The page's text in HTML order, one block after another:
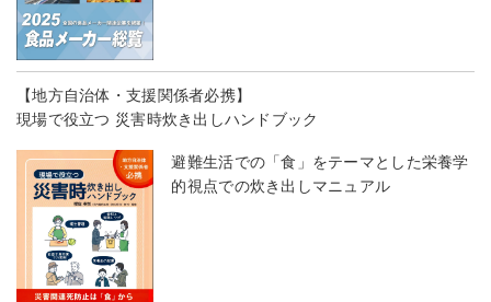
【地方自治体・支援関係者必携】
現場で役立つ 災害時炊き出しハンドブック
避難生活での「食」をテーマとした栄養学
的視点での炊き出しマニュアル